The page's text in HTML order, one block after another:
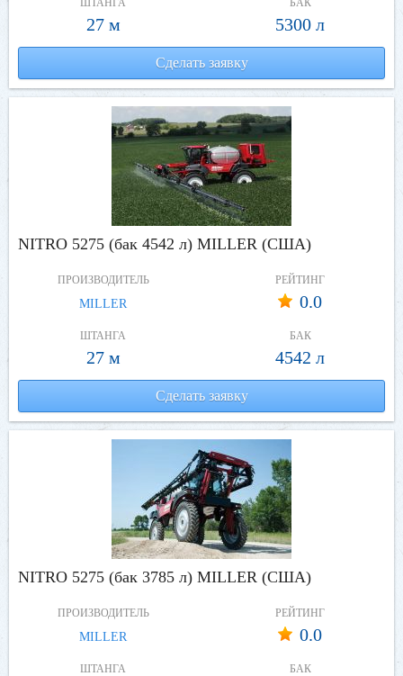
ШТАНГА
27 м
БАК
5300 л
Сделать заявку
NITRO 5275 (бак 4542 л) MILLER (США)
ПРОИЗВОДИТЕЛЬ
MILLER
РЕЙТИНГ
0.0
ШТАНГА
27 м
БАК
4542 л
Сделать заявку
NITRO 5275 (бак 3785 л) MILLER (США)
ПРОИЗВОДИТЕЛЬ
MILLER
РЕЙТИНГ
0.0
ШТАНГА БАК